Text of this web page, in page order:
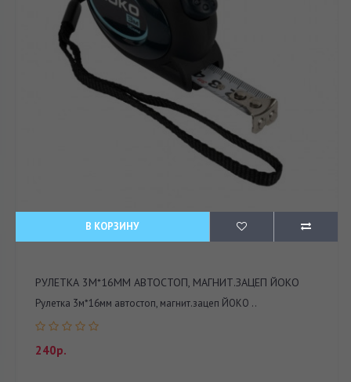
В КОРЗИНУ
РУЛЕТКА 3М*16ММ АВТОСТОП, МАГНИТ.ЗАЦЕП ЙОКО
Рулетка 3м*16мм автостоп, магнит.зацеп ЙОКО ..
240р.